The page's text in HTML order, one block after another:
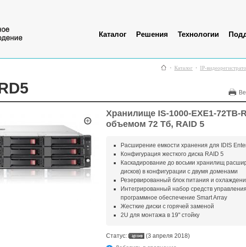
Каталог Решения Технологии
Каталог IP-
Хранилище IS-1000-EXE1-72TB-
объемом 72 Тб, RAID 5
Расширение емкости хранения для IDIS
Конфигурация жесткого диска RAID 5
Каскадирование до восьми хранилищ
дисков) в конфигурации с двумя доменами
Резервированный блок питания и
Интегрированный набор средств
программное обеспечение Smart Array
Жесткие диски с горячей заменой
2U для монтажа в 19" стойку
Статус:
(3 апреля 2018)